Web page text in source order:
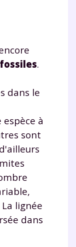
fossiles.
dans le
à
sont
lignée
dans